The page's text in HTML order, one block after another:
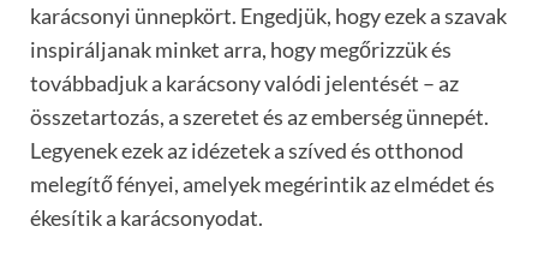
karácsonyi ünnepkört. Engedjük, hogy ezek a szavak
inspiráljanak minket arra, hogy megőrizzük és
továbbadjuk a karácsony valódi jelentését – az
összetartozás, a szeretet és az emberség ünnepét.
Legyenek ezek az idézetek a szíved és otthonod
melegítő fényei, amelyek megérintik az elmédet és
ékesítik a karácsonyodat.